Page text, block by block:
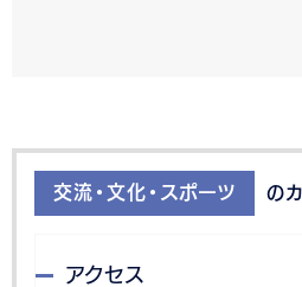
交流・文化・スポーツ の
アクセス